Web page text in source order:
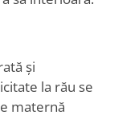
și
la rău se
maternă